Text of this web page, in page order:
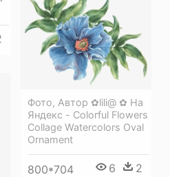
Фото, Автор ✿lili@ ✿ На
Яндекс - Colorful Flowers
Collage Watercolors Oval
Ornament
800*704 6 2